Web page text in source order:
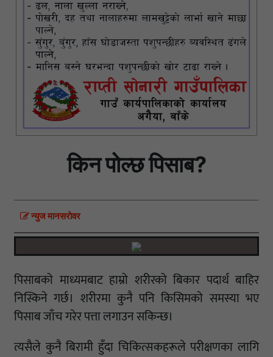
किन पोल्छ पिसाब?
न्युज मानसराेवर
पिसाबको माध्यमबाट हाम्रो शरीरको बिकार पदार्थ बाहिर
निस्किने गर्छ। शरीरमा कुनै पनि किसिमको समस्या भए
पिसाब जाँच गरेर पत्ता लगाउन सकिन्छ।
त्यसैले कुनै बिरामी हुँदा चिकित्सकहरूले परीक्षणका लागि